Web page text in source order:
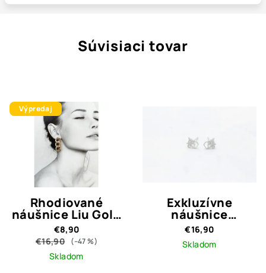
Súvisiaci tovar
Výpredaj
Rhodiované
náušnice Liu Gold
Crystal
€8,90
€16,90
(–47 %)
Skladom
Exkluzívne
náušnice
mačičky-
strieborné 925
€16,90
Skladom